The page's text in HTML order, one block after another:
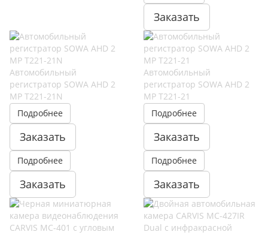
Заказать
Автомобильный
регистратор SOWA AHD 2
MP T221-21N
Подробнее
Заказать
Подробнее
Заказать
Автомобильный
регистратор SOWA AHD 2
MP T221-21
Подробнее
Заказать
Подробнее
Заказать